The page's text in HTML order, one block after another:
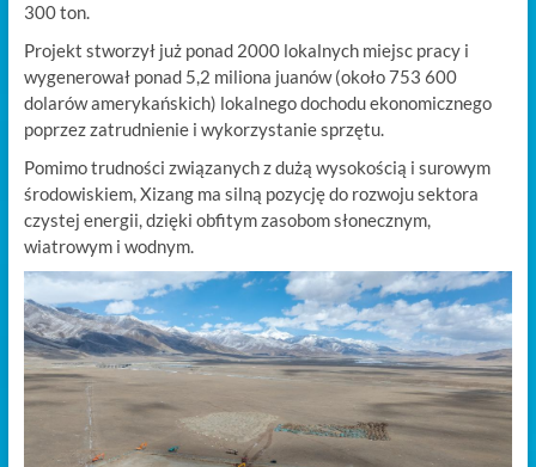
300 ton.
Projekt stworzył już ponad 2000 lokalnych miejsc pracy i
wygenerował ponad 5,2 miliona juanów (około 753 600
dolarów amerykańskich) lokalnego dochodu ekonomicznego
poprzez zatrudnienie i wykorzystanie sprzętu.
Pomimo trudności związanych z dużą wysokością i surowym
środowiskiem, Xizang ma silną pozycję do rozwoju sektora
czystej energii, dzięki obfitym zasobom słonecznym,
wiatrowym i wodnym.